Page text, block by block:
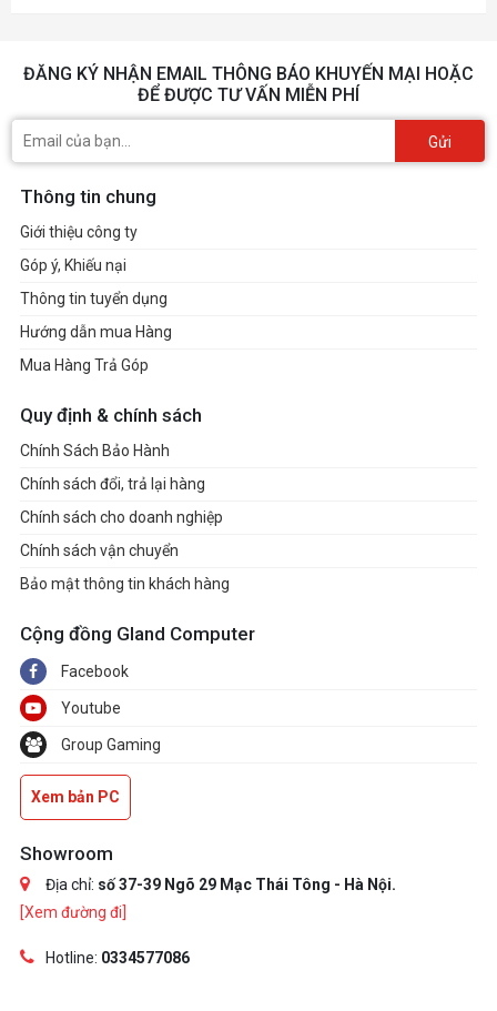
ĐĂNG KÝ NHẬN EMAIL THÔNG BÁO KHUYẾN MẠI HOẶC
ĐỂ ĐƯỢC TƯ VẤN MIỄN PHÍ
Gửi
Thông tin chung
Giới thiệu công ty
Góp ý, Khiếu nại
Thông tin tuyển dụng
Hướng dẫn mua Hàng
Mua Hàng Trả Góp
Quy định & chính sách
Chính Sách Bảo Hành
Chính sách đổi, trả lại hàng
Chính sách cho doanh nghiệp
Chính sách vận chuyển
Bảo mật thông tin khách hàng
Cộng đồng Gland Computer
Facebook
Youtube
Group Gaming
Xem bản PC
Showroom
Địa chỉ: số 37-39 Ngõ 29 Mạc Thái Tông - Hà Nội.
[Xem đường đi]
Hotline: 0334577086